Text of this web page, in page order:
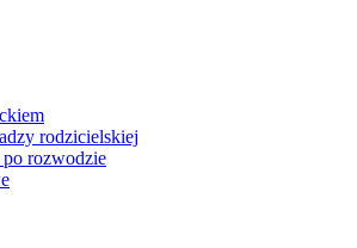
rodzicielskiej
po rozwodzie